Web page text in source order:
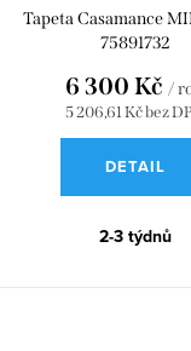
Tapeta Casamance
75891732
5 206,61 Kč bez
6 300 Kč /
DETAIL
2-3 týdnů